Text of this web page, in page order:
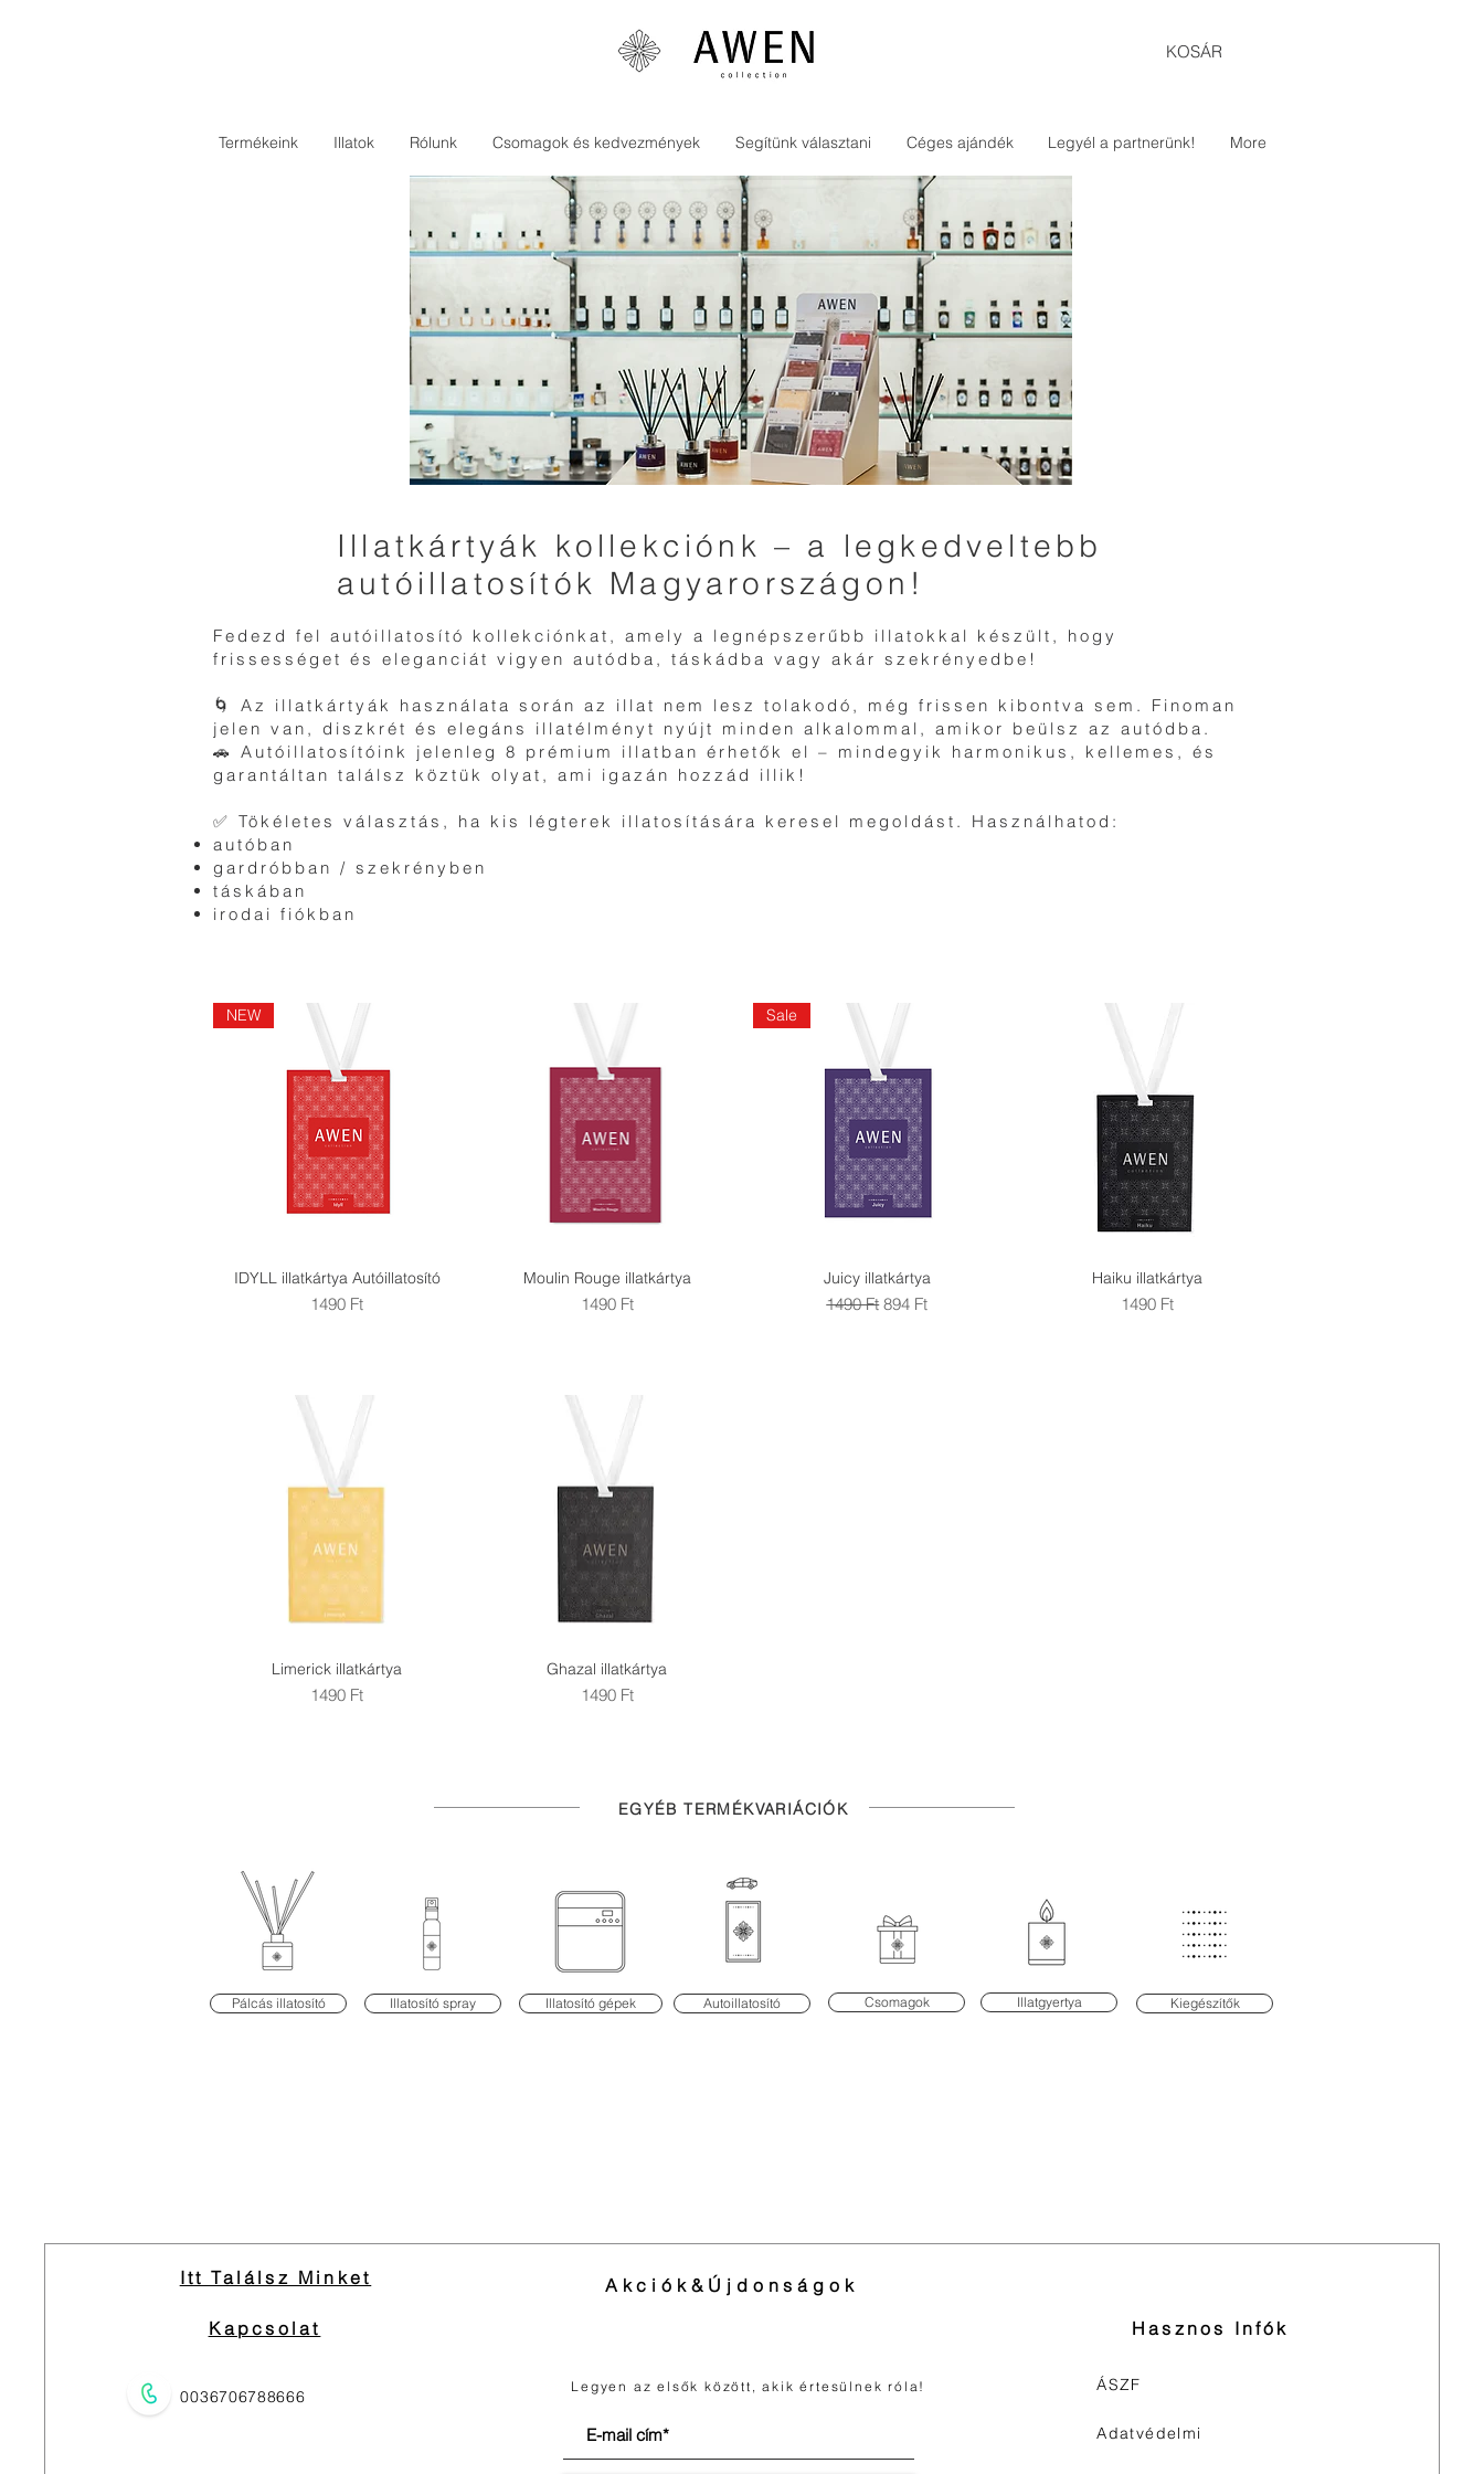
KOSÁR
Termékeink Illatok Rólunk Csomagok és kedvezmények Segítünk választani Céges ajándék Legyél a partnerünk! More
Illatkártyák kollekciónk – a legkedveltebb
autóillatosítók Magyarországon!
Fedezd fel autóillatosító kollekciónkat, amely a legnépszerűbb illatokkal készült, hogy
frissességet és eleganciát vigyen autódba, táskádba vagy akár szekrényedbe!
🌀 Az illatkártyák használata során az illat nem lesz tolakodó, még frissen kibontva sem. Finoman
jelen van, diszkrét és elegáns illatélményt nyújt minden alkalommal, amikor beülsz az autódba.
🚗 Autóillatosítóink jelenleg 8 prémium illatban érhetők el – mindegyik harmonikus, kellemes, és
garantáltan találsz köztük olyat, ami igazán hozzád illik!
✅ Tökéletes választás, ha kis légterek illatosítására keresel megoldást. Használhatod:
autóban
gardróbban / szekrényben
táskában
irodai fiókban
Gyorsnézet
NEW
IDYLL illatkártya Autóillatosító
Ár
1490 Ft
Gyorsnézet
Moulin Rouge illatkártya
Ár
1490 Ft
Gyorsnézet
Sale
Juicy illatkártya
Szokásos ár
1490 FtAkciós ár
894 Ft
Gyorsnézet
Haiku illatkártya
Ár
1490 Ft
Gyorsnézet
Limerick illatkártya
Ár
1490 Ft
Gyorsnézet
Ghazal illatkártya
Ár
1490 Ft
EGYÉB TERMÉKVARIÁCIÓK
Pálcás illatosító Illatosító spray Illatosító gépek Autoillatosító Csomagok Illatgyertya Kiegészítők
Itt Találsz Minket
Kapcsolat
0036706788666
Akciók&Újdonságok
Legyen az elsők között, akik értesülnek róla!
Hasznos Infók
ÁSZF
Adatvédelmi